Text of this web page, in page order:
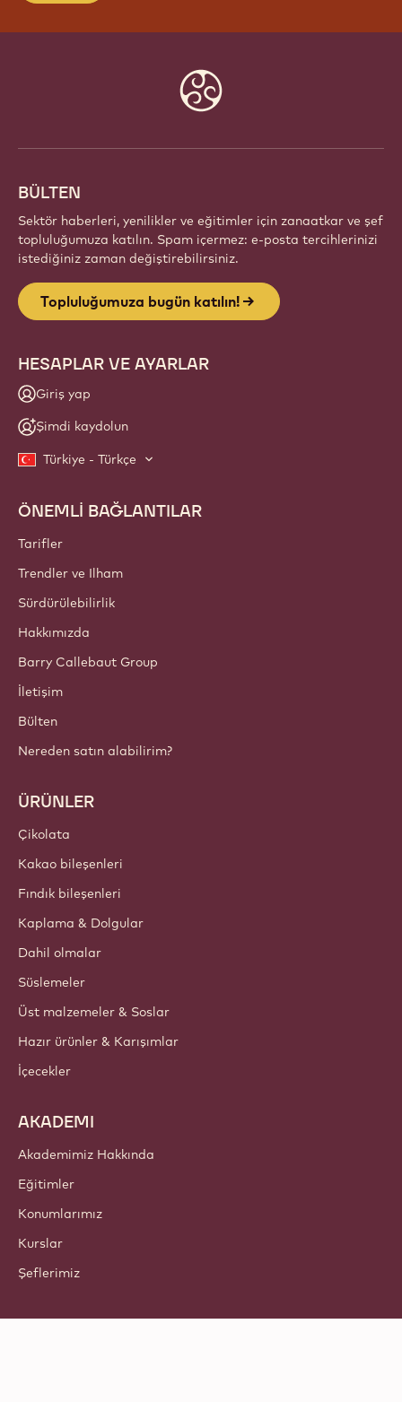
BÜLTEN
Sektör haberleri, yenilikler ve eğitimler için zanaatkar ve şef
topluluğumuza katılın. Spam içermez: e-posta tercihlerinizi
istediğiniz zaman değiştirebilirsiniz.
Topluluğumuza bugün katılın!
HESAPLAR VE AYARLAR
Giriş yap
Şimdi kaydolun
Türkiye - Türkçe
Footer
Callebaut
ÖNEMLİ BAĞLANTILAR
Tarifler
Trendler ve Ilham
Sürdürülebilirlik
Hakkımızda
Barry Callebaut Group
İletişim
Bülten
Nereden satın alabilirim?
ÜRÜNLER
Çikolata
Kakao bileşenleri
Fındık bileşenleri
Kaplama & Dolgular
Dahil olmalar
Süslemeler
Üst malzemeler & Soslar
Hazır ürünler & Karışımlar
İçecekler
AKADEMI
Akademimiz Hakkında
Eğitimler
Konumlarımız
Kurslar
Şeflerimiz